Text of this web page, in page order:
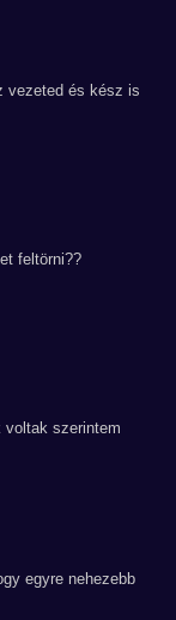
vezeted és kész is
feltörni??
voltak szerintem
egyre nehezebb